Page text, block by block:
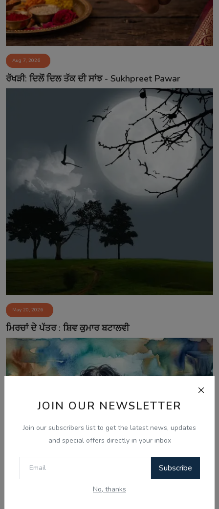
JOIN OUR NEWSLETTER
Join our subscribers list to get the latest news, updates
and special offers directly in your inbox
Subscribe
No, thanks
Aug 7, 2026
ਰੱਖੜੀ: ਦਿਲੋਂ ਦਿਲ ਤੱਕ ਦੀ ਸਾਂਝ - Sukhpreet Pawar
May 20, 2026
ਮਿਰਚਾਂ ਦੇ ਪੱਤਰ : ਸ਼ਿਵ ਕੁਮਾਰ ਬਟਾਲਵੀ